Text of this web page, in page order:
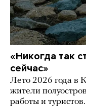
«Никогда так
сейчас»
Лето 2026 года в
жители
работы и